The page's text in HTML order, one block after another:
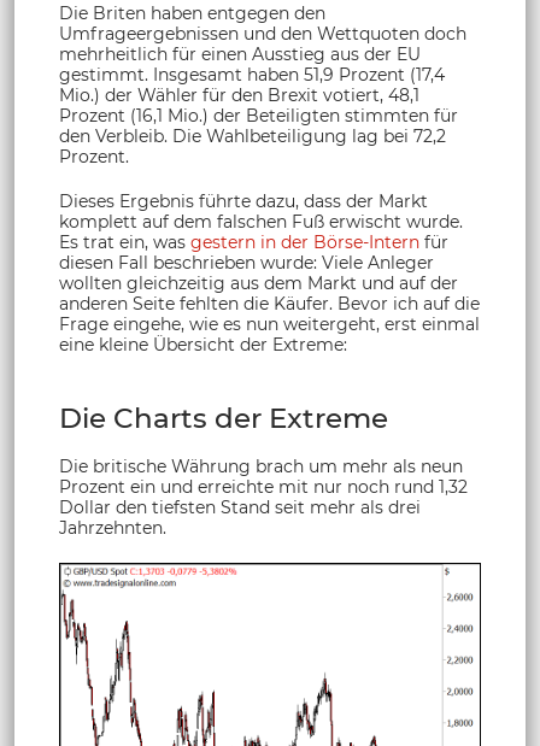
Die Briten haben entgegen den
Umfrageergebnissen und den Wettquoten doch
mehrheitlich für einen Ausstieg aus der EU
gestimmt. Insgesamt haben 51,9 Prozent (17,4
Mio.) der Wähler für den Brexit votiert, 48,1
Prozent (16,1 Mio.) der Beteiligten stimmten für
den Verbleib. Die Wahlbeteiligung lag bei 72,2
Prozent.
Dieses Ergebnis führte dazu, dass der Markt
komplett auf dem falschen Fuß erwischt wurde.
Es trat ein, was gestern in der Börse-Intern für
diesen Fall beschrieben wurde: Viele Anleger
wollten gleichzeitig aus dem Markt und auf der
anderen Seite fehlten die Käufer. Bevor ich auf die
Frage eingehe, wie es nun weitergeht, erst einmal
eine kleine Übersicht der Extreme:
Die Charts der Extreme
Die britische Währung brach um mehr als neun
Prozent ein und erreichte mit nur noch rund 1,32
Dollar den tiefsten Stand seit mehr als drei
Jahrzehnten.